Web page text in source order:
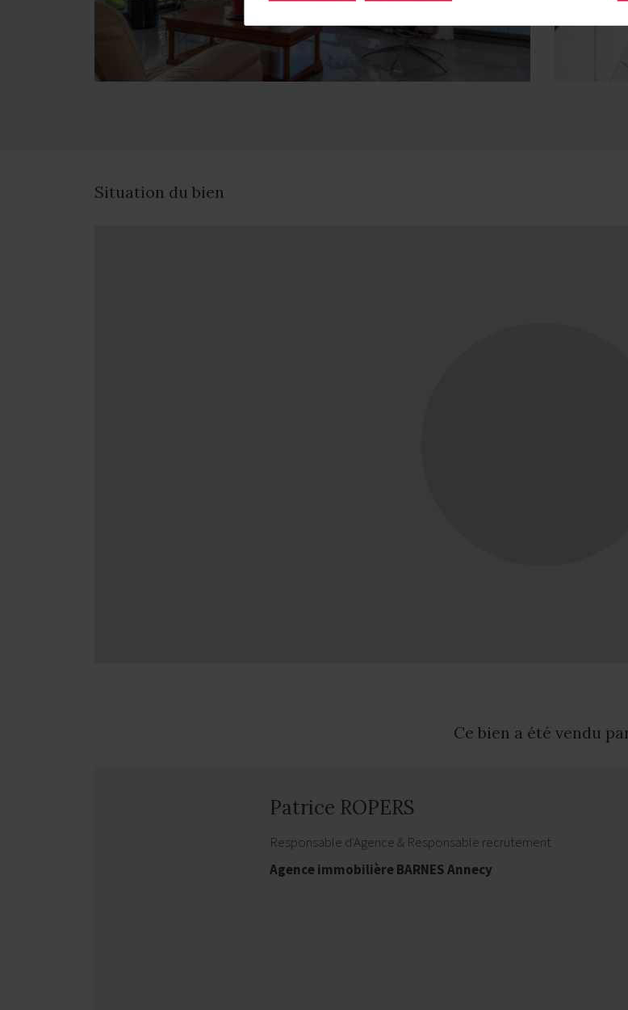
Situation du bien
Ce bien a été vendu
Patrice ROPERS
Responsable d'Agence & Responsable recrutement
Agence immobilière BARNES Annecy